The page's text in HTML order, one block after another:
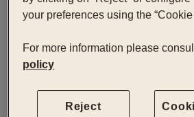
Заезд — Отъезд
your preferences using the
For more information please
policy
Reject